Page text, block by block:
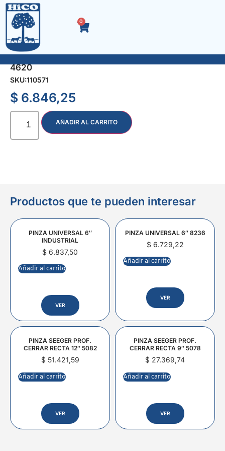
0
TUBO PUNTA TORX ENC. 1/2″ T 30 x 100 mm.
4620
SKU:110571
$ 6.846,25
AÑADIR AL CARRITO
Productos que te pueden interesar
PINZA UNIVERSAL 6″
INDUSTRIAL
$ 6.837,50
Añadir al carrito
VER
PINZA UNIVERSAL 6″ 8236
$6.729,22
Añadir al carrito
VER
PINZA SEEGER PROF.
CERRAR RECTA 12″ 5082
$51.421,59
Añadir al carrito
VER
PINZA SEEGER PROF.
CERRAR RECTA 9″ 5078
$ 27.369,74
Añadir al carrito
VER